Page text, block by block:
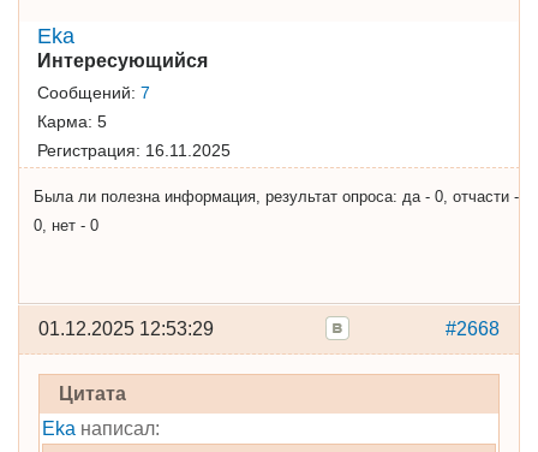
Eka
Интересующийся
Сообщений: 7
Карма: 5
Регистрация: 16.11.2025
Была ли полезна информация, результат опроса: да - 0, отчасти -
0, нет - 0
#2668
01.12.2025 12:53:29
Цитата
Eka написал: